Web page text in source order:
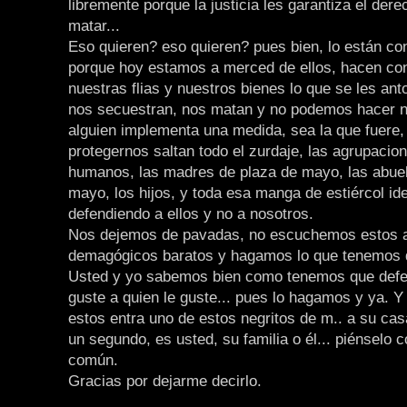
libremente porque la justicia les garantiza el
matar...
Eso quieren? eso quieren? pues bien, lo están
porque hoy estamos a merced de ellos, hacen
nuestras flias y nuestros bienes lo que se les
nos secuestran, nos matan y no podemos hacer
alguien implementa una medida, sea la que
protegernos saltan todo el zurdaje, las
humanos, las madres de plaza de mayo, las
mayo, los hijos, y toda esa manga de estiércol
defendiendo a ellos y no a nosotros.
Nos dejemos de pavadas, no escuchemos estos
demagógicos baratos y hagamos lo que tenemos
Usted y yo sabemos bien como tenemos que
guste a quien le guste... pues lo hagamos y ya.
estos entra uno de estos negritos de m.. a su
un segundo, es usted, su familia o él... piénselo
común.
Gracias por dejarme decirlo.